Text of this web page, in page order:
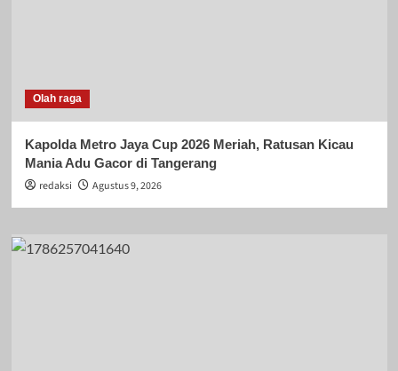
Olah raga
Kapolda Metro Jaya Cup 2026 Meriah, Ratusan Kicau
Mania Adu Gacor di Tangerang
redaksi
Agustus 9, 2026